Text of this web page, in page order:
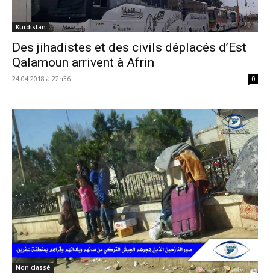
Kurdistan
Des jihadistes et des civils déplacés d’Est
Qalamoun arrivent à Afrin
24.04.2018 à 22h36 0
Non classé